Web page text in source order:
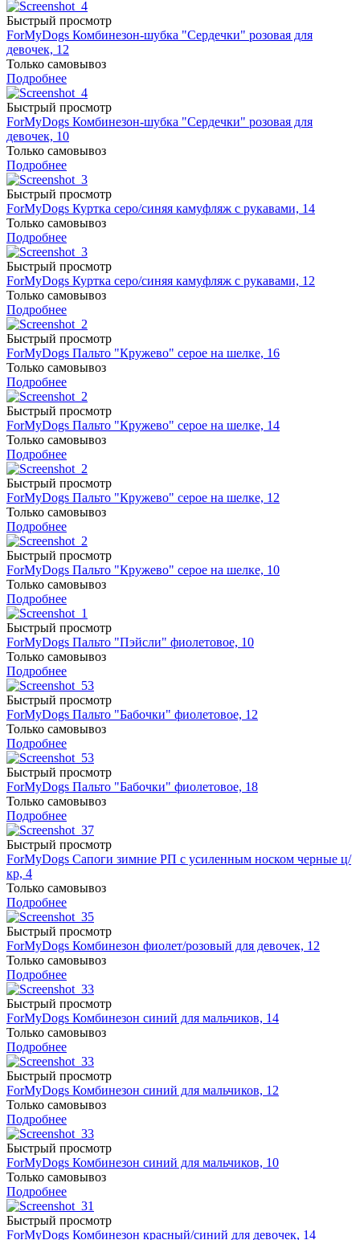
Быстрый просмотр
ForMyDogs Комбинезон-шубка "Сердечки" розовая для
девочек, 12
Только самовывоз
Подробнее
Быстрый просмотр
ForMyDogs Комбинезон-шубка "Сердечки" розовая для
девочек, 10
Только самовывоз
Подробнее
Быстрый просмотр
ForMyDogs Куртка серо/синяя камуфляж с рукавами, 14
Только самовывоз
Подробнее
Быстрый просмотр
ForMyDogs Куртка серо/синяя камуфляж с рукавами, 12
Только самовывоз
Подробнее
Быстрый просмотр
ForMyDogs Пальто "Кружево" серое на шелке, 16
Только самовывоз
Подробнее
Быстрый просмотр
ForMyDogs Пальто "Кружево" серое на шелке, 14
Только самовывоз
Подробнее
Быстрый просмотр
ForMyDogs Пальто "Кружево" серое на шелке, 12
Только самовывоз
Подробнее
Быстрый просмотр
ForMyDogs Пальто "Кружево" серое на шелке, 10
Только самовывоз
Подробнее
Быстрый просмотр
ForMyDogs Пальто "Пэйсли" фиолетовое, 10
Только самовывоз
Подробнее
Быстрый просмотр
ForMyDogs Пальто "Бабочки" фиолетовое, 12
Только самовывоз
Подробнее
Быстрый просмотр
ForMyDogs Пальто "Бабочки" фиолетовое, 18
Только самовывоз
Подробнее
Быстрый просмотр
ForMyDogs Сапоги зимние РП с усиленным носком черные ц/
кр, 4
Только самовывоз
Подробнее
Быстрый просмотр
ForMyDogs Комбинезон фиолет/розовый для девочек, 12
Только самовывоз
Подробнее
Быстрый просмотр
ForMyDogs Комбинезон синий для мальчиков, 14
Только самовывоз
Подробнее
Быстрый просмотр
ForMyDogs Комбинезон синий для мальчиков, 12
Только самовывоз
Подробнее
Быстрый просмотр
ForMyDogs Комбинезон синий для мальчиков, 10
Только самовывоз
Подробнее
Быстрый просмотр
ForMyDogs Комбинезон красный/синий для девочек, 14